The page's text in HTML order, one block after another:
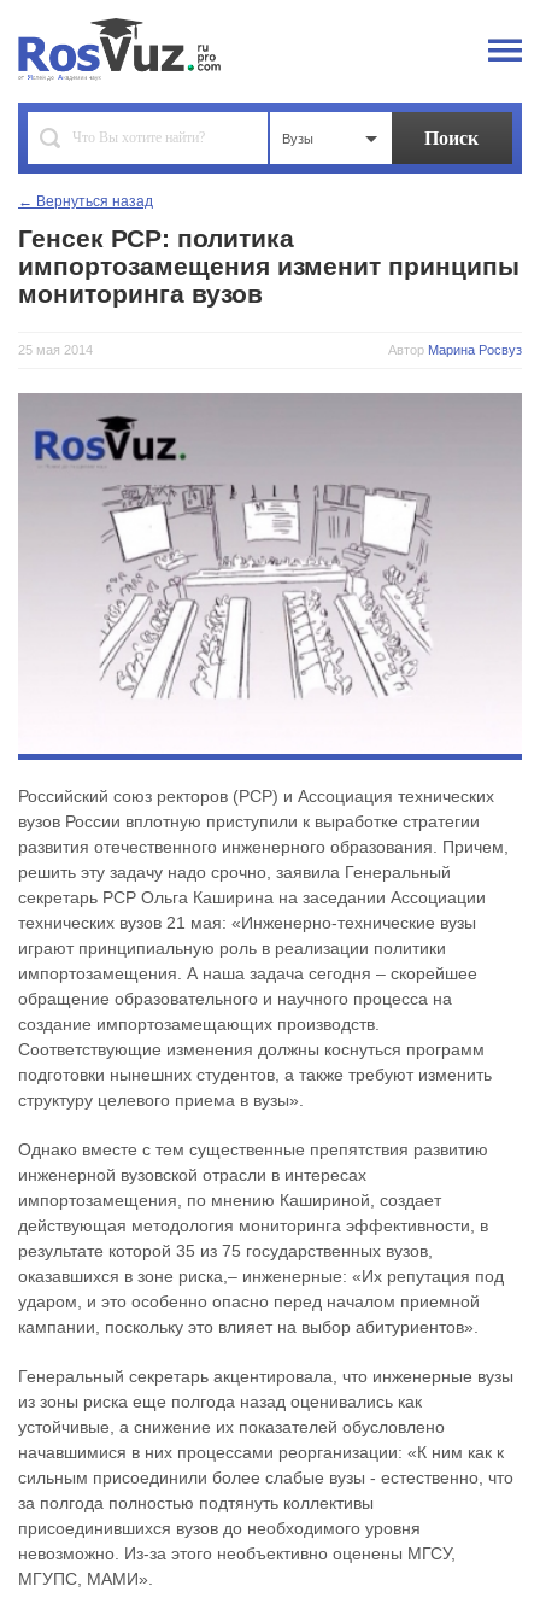
Вузы
← Вернуться назад
Генсек РСР: политика
импортозамещения изменит принципы
мониторинга вузов
25 мая 2014 Автор Марина Росвуз
Российский союз ректоров (РСР) и Ассоциация технических
вузов России вплотную приступили к выработке стратегии
развития отечественного инженерного образования. Причем,
решить эту задачу надо срочно, заявила Генеральный
секретарь РСР Ольга Каширина на заседании Ассоциации
технических вузов 21 мая: «Инженерно-технические вузы
играют принципиальную роль в реализации политики
импортозамещения. А наша задача сегодня – скорейшее
обращение образовательного и научного процесса на
создание импортозамещающих производств.
Соответствующие изменения должны коснуться программ
подготовки нынешних студентов, а также требуют изменить
структуру целевого приема в вузы».
Однако вместе с тем существенные препятствия развитию
инженерной вузовской отрасли в интересах
импортозамещения, по мнению Кашириной, создает
действующая методология мониторинга эффективности, в
результате которой 35 из 75 государственных вузов,
оказавшихся в зоне риска,– инженерные: «Их репутация под
ударом, и это особенно опасно перед началом приемной
кампании, поскольку это влияет на выбор абитуриентов».
Генеральный секретарь акцентировала, что инженерные вузы
из зоны риска еще полгода назад оценивались как
устойчивые, а снижение их показателей обусловлено
начавшимися в них процессами реорганизации: «К ним как к
сильным присоединили более слабые вузы - естественно, что
за полгода полностью подтянуть коллективы
присоединившихся вузов до необходимого уровня
невозможно. Из-за этого необъективно оценены МГСУ,
МГУПС, МАМИ».